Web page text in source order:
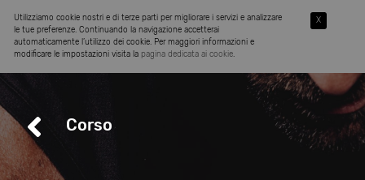
Corso
Utilizziamo cookie nostri e di terze parti per migliorare i servizi e analizzare
le tue preferenze. Continuando la navigazione accetterai
automaticamente l’utilizzo dei cookie. Per maggiori informazioni e
modificare le impostazioni visita la pagina dedicata ai cookie.
X